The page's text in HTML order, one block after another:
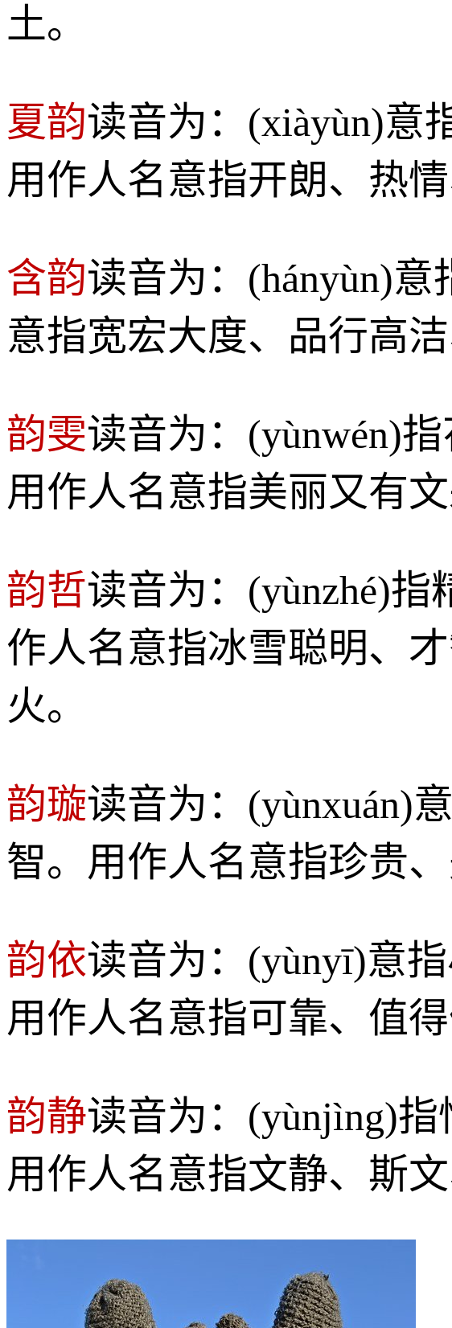
土。
夏韵读音为：(xiàyùn)意
用作人名意指开朗、热
含韵读音为：(hányùn)
意指宽宏大度、品行高
韵雯读音为：(yùnwén)
用作人名意指美丽又有
韵哲读音为：(yùnzhé)
作人名意指冰雪聪明、
火。
韵璇读音为：(yùnxuán)
智。用作人名意指珍贵
韵依读音为：(yùnyī)意
用作人名意指可靠、值
韵静读音为：(yùnjìng)指
用作人名意指文静、斯